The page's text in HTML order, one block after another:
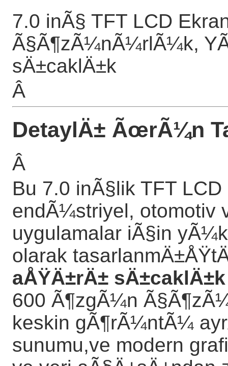
7.0 inÃ§ TFT LCD
Ã§Ã¶zÃ¼nÃ¼rlÃ¼k,
sÄ±caklÄ±k
Â
DetaylÄ± ÃœrÃ¼n
Â
Bu 7.0 inÃ§lik TFT
endÃ¼striyel, otomotiv
uygulamalar iÃ§in
olarak
aÅŸÄ±rÄ±
600 Ã¶zgÃ¼n
keskin gÃ¶rÃ¼ntÃ¼
sunumu,ve modern